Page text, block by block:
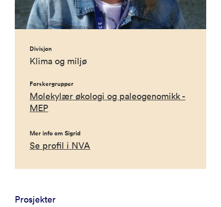
Divisjon
Klima og miljø
Forskergrupper
Molekylær økologi og paleogenomikk -
MEP
Mer info om Sigrid
Se profil i NVA
Prosjekter